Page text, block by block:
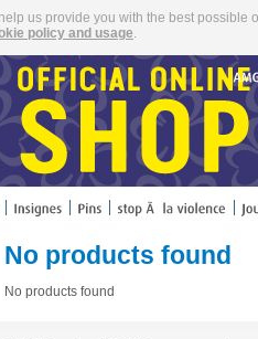
us provide you with the best
policy and usage
No products found
No products found